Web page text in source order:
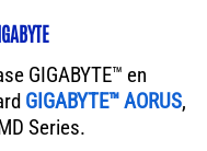
GIGABYTE™ en
GIGABYTE™ AORUS,
Series.